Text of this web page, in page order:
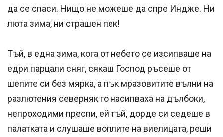
да се спаси. Нищо не можеше да спре Индже. Ни
люта зима, ни страшен пек!
Тъй, в една зима, кога от небето се изсипваше на
едри парцали сняг, сякаш Господ ръсеше от
шепите си без мярка, а пък мразовитите вълни на
разлютения северняк го насипваха на дълбоки,
непроходими преспи, ей тъй, дорде си седеше в
палатката и слушаше воплите на виелицата, реши